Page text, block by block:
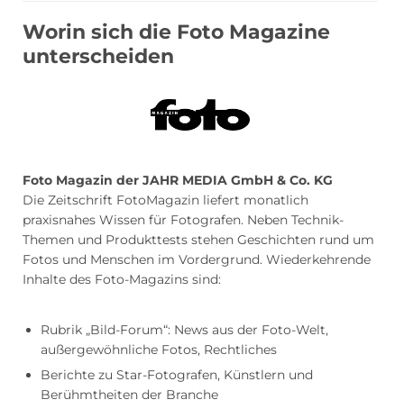
Worin sich die Foto Magazine
unterscheiden
Foto Magazin der JAHR MEDIA GmbH & Co. KG
Die Zeitschrift FotoMagazin liefert monatlich
praxisnahes Wissen für Fotografen. Neben Technik-
Themen und Produkttests stehen Geschichten rund um
Fotos und Menschen im Vordergrund. Wiederkehrende
Inhalte des Foto-Magazins sind:
Rubrik „Bild-Forum“: News aus der Foto-Welt,
außergewöhnliche Fotos, Rechtliches
Berichte zu Star-Fotografen, Künstlern und
Berühmtheiten der Branche